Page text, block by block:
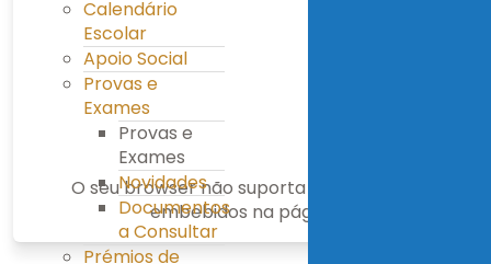
Calendário
Escolar
Apoio Social
Provas e
Exames
Provas e
Exames
Novidades
Documentos
a Consultar
Prémios de
O seu browser não suporta arquivos PDF
embebidos na página.